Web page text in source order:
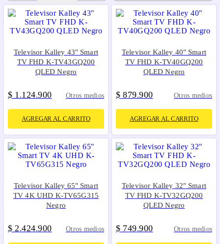
Televisor Kalley 43" Smart
TV FHD K-TV43GQ200
QLED Negro
$ 1 .124.900 Otros medios
AGREGAR AL CARRITO
Televisor Kalley 40" Smart
TV FHD K-TV40GQ200
QLED Negro
$ 879.900 Otros medios
AGREGAR AL CARRITO
Televisor Kalley 65" Smart
TV 4K UHD K-TV65G315
Negro
$ 2.424.900 Otros medios
Televisor Kalley 32" Smart
TV FHD K-TV32GQ200
QLED Negro
$ 749.900 Otros medios